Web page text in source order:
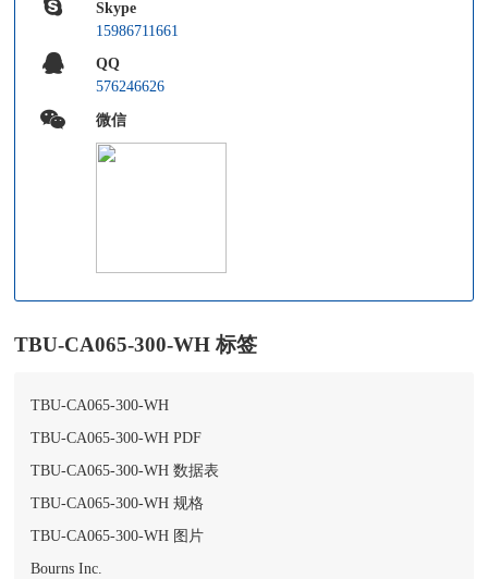
Skype
15986711661
QQ
576246626
微信
TBU-CA065-300-WH 标签
TBU-CA065-300-WH
TBU-CA065-300-WH PDF
TBU-CA065-300-WH 数据表
TBU-CA065-300-WH 规格
TBU-CA065-300-WH 图片
Bourns Inc.